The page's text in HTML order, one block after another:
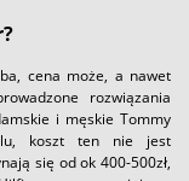
cena może, a nawet
rozwiązania
i męskie Tommy
koszt ten nie jest
się od ok 400-500zł,